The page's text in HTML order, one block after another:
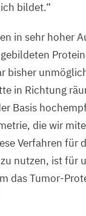
bildet.“
in sehr hoher
bisher
in Richtung
Basis
die wir
Verfahren für
nutzen, ist für
das Tumor-